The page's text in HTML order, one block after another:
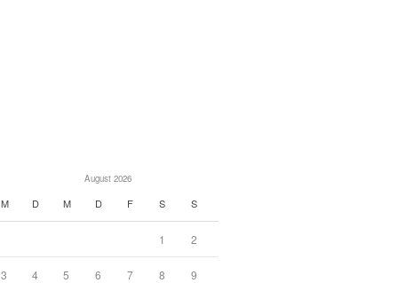
August 2026
M D M D F S S
1 2
3 4 5 6 7 8 9